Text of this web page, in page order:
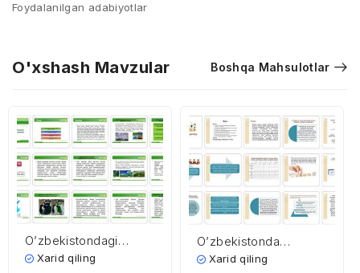
Foydalanilgan adabiyotlar
O'xshash Mavzular Boshqa Mahsulotlar
O’zbekistondagi
ekologik vaziyat
Xarid qiling
O’zbekistonda
pensiya tizimi
Xarid qiling